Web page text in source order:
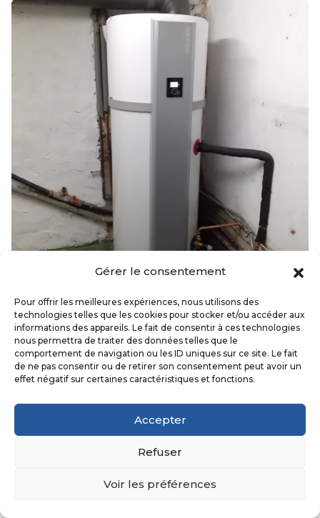
Gérer le consentement
Pour offrir les meilleures expériences, nous utilisons des
technologies telles que les cookies pour stocker et/ou accéder aux
informations des appareils. Le fait de consentir à ces technologies
nous permettra de traiter des données telles que le
comportement de navigation ou les ID uniques sur ce site. Le fait
de ne pas consentir ou de retirer son consentement peut avoir un
effet négatif sur certaines caractéristiques et fonctions.
Accepter
Refuser
Voir les préférences